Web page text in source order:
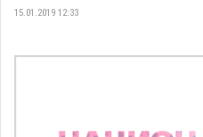
15.01.2019 12:33